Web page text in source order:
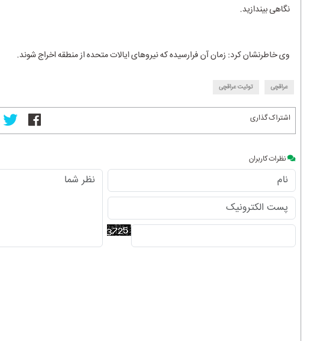
نگاهی بیندازید.
وی خاطرنشان کرد: زمان آن فرارسیده که نیروهای ایالات متحده از منطقه اخراج شوند.
عراقچی توئیت عراقچی
اشتراک گذاری
نظرات کاربران